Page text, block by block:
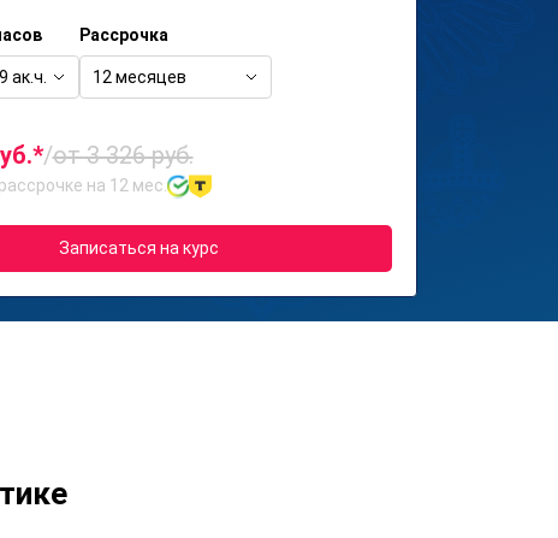
ак.ч.
Рассрочка
12 месяцев
/от 3 326 руб.
на 12 мес.
Записаться на курс